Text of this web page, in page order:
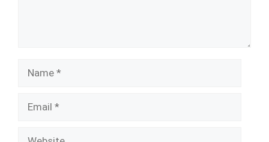
Name
Email
Website